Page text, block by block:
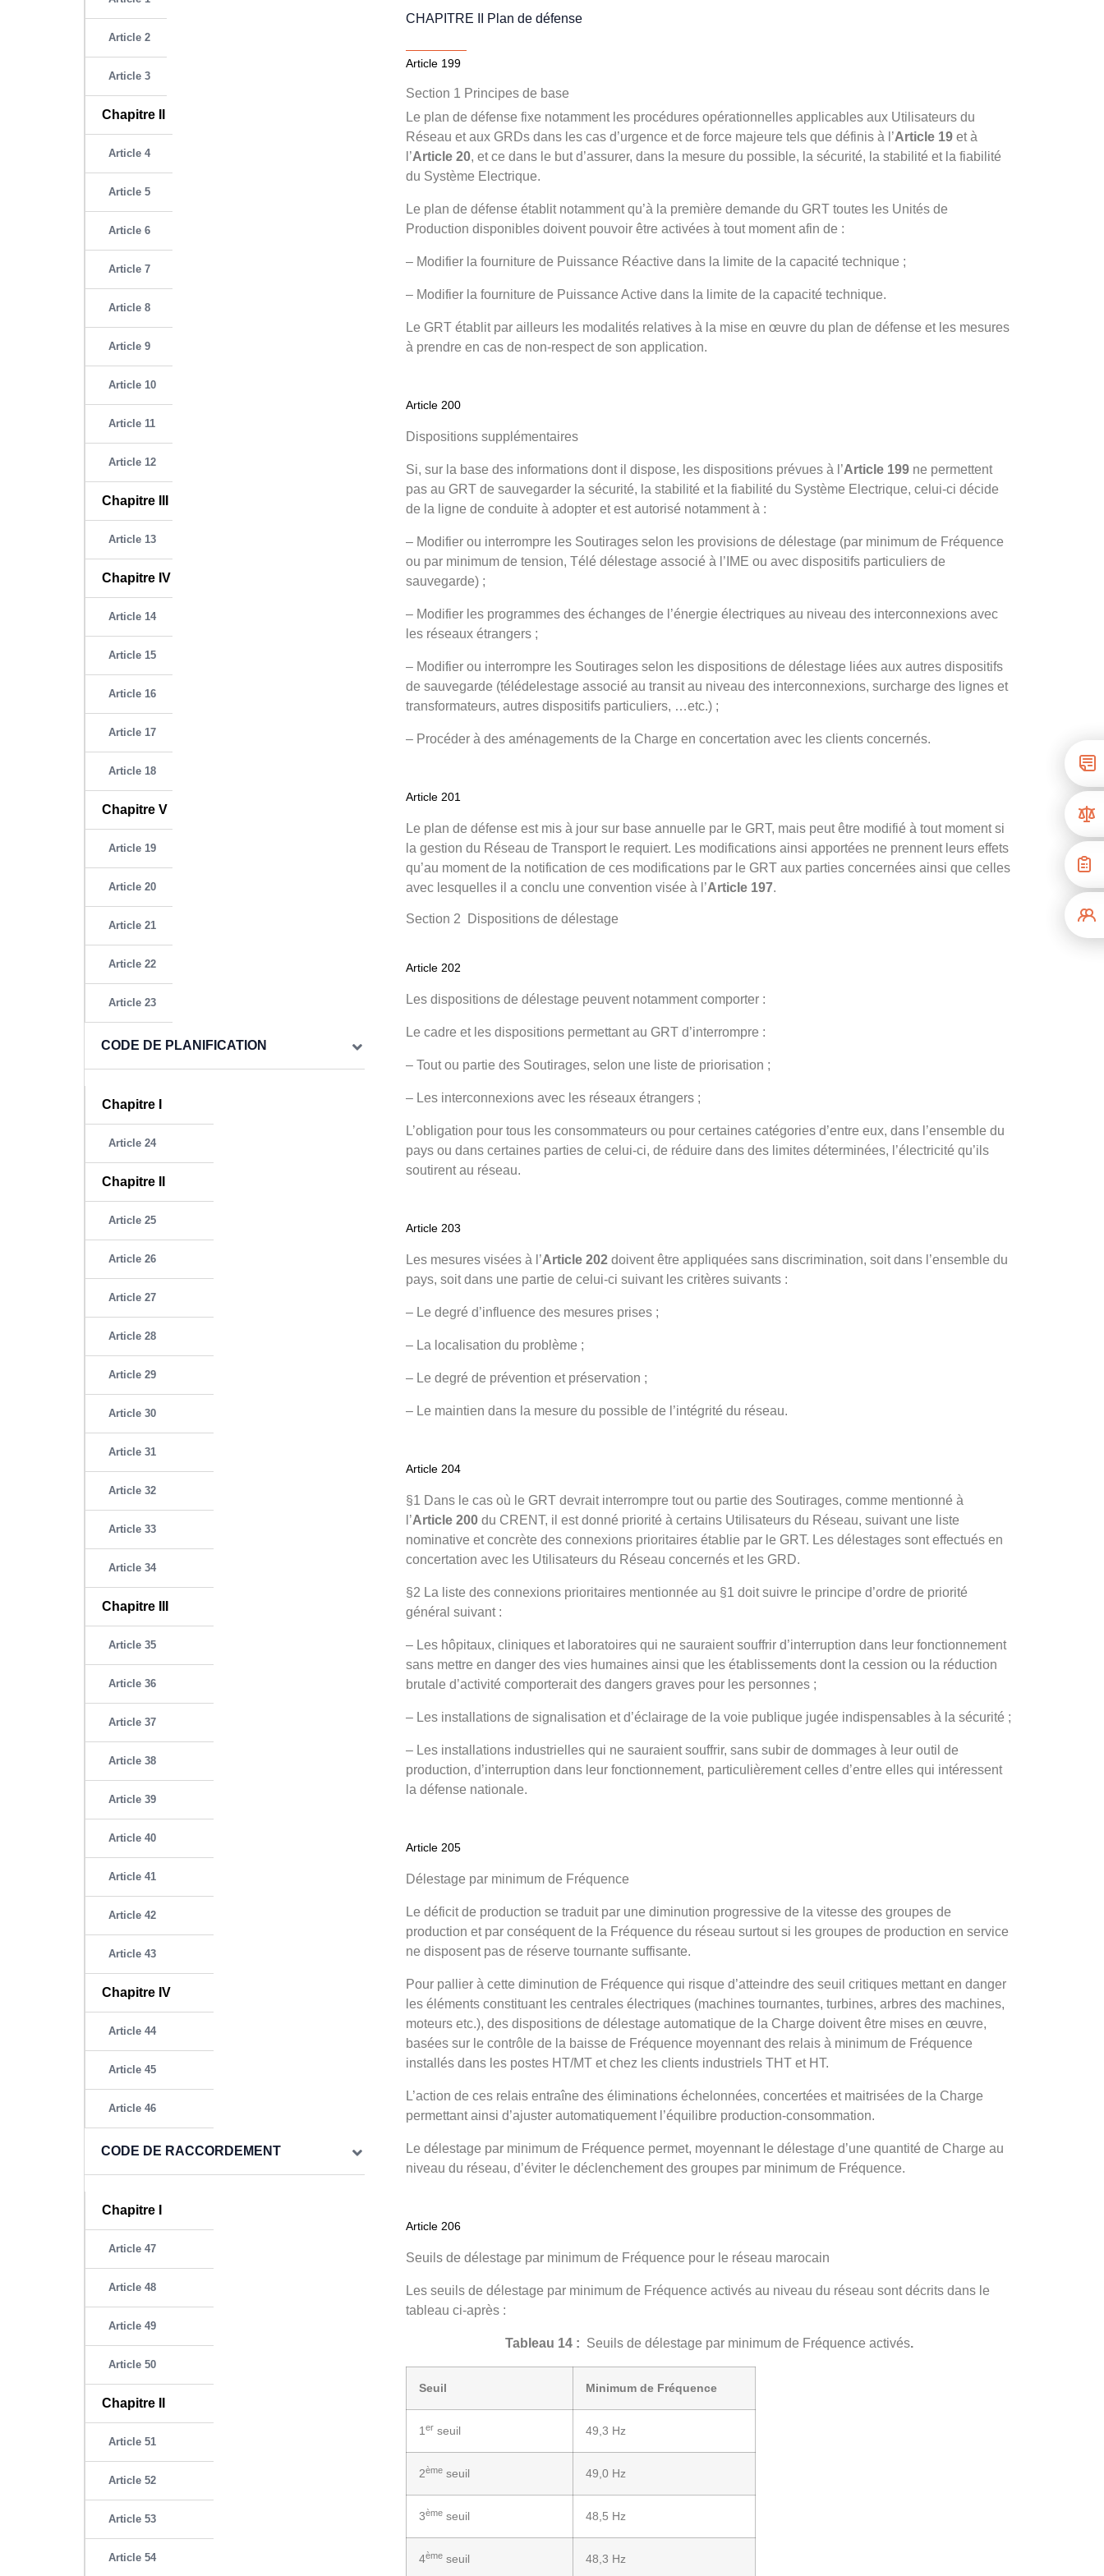
Article 2
Article 3
Chapitre II
Article 4
Article 5
Article 6
Article 7
Article 8
Article 9
Article 10
Article 11
Article 12
Chapitre III
Article 13
Chapitre IV
Article 14
Article 15
Article 16
Article 17
Article 18
Chapitre V
Article 19
Article 20
Article 21
Article 22
Article 23
CODE DE PLANIFICATION
Chapitre I
Article 24
Chapitre II
Article 25
Article 26
Article 27
Article 28
Article 29
Article 30
Article 31
Article 32
Article 33
Article 34
Chapitre III
Article 35
Article 36
Article 37
Article 38
Article 39
Article 40
Article 41
Article 42
Article 43
Chapitre IV
Article 44
Article 45
Article 46
CODE DE RACCORDEMENT
Chapitre I
Article 47
Article 48
Article 49
Article 50
Chapitre II
Article 51
Article 52
Article 53
Article 54
CHAPITRE II Plan de défense
Article 199
Section 1 Principes de base
Le plan de défense fixe notamment les procédures opérationnelles applicables aux Utilisateurs du
Réseau et aux GRDs dans les cas d’urgence et de force majeure tels que définis à l’Article 19 et à
l’‎Article 20, et ce dans le but d’assurer, dans la mesure du possible, la sécurité, la stabilité et la fiabilité
du Système Electrique.
Le plan de défense établit notamment qu’à la première demande du GRT toutes les Unités de
Production disponibles doivent pouvoir être activées à tout moment afin de :
– Modifier la fourniture de Puissance Réactive dans la limite de la capacité technique ;
– Modifier la fourniture de Puissance Active dans la limite de la capacité technique.
Le GRT établit par ailleurs les modalités relatives à la mise en œuvre du plan de défense et les mesures
à prendre en cas de non-respect de son application.
Article 200
Dispositions supplémentaires
Si, sur la base des informations dont il dispose, les dispositions prévues à l’Article 199 ne permettent
pas au GRT de sauvegarder la sécurité, la stabilité et la fiabilité du Système Electrique, celui-ci décide
de la ligne de conduite à adopter et est autorisé notamment à :
– Modifier ou interrompre les Soutirages selon les provisions de délestage (par minimum de Fréquence
ou par minimum de tension, Télé délestage associé à l’IME ou avec dispositifs particuliers de
sauvegarde) ;
– Modifier les programmes des échanges de l’énergie électriques au niveau des interconnexions avec
les réseaux étrangers ;
– Modifier ou interrompre les Soutirages selon les dispositions de délestage liées aux autres dispositifs
de sauvegarde (télédelestage associé au transit au niveau des interconnexions, surcharge des lignes et
transformateurs, autres dispositifs particuliers, …etc.) ;
– Procéder à des aménagements de la Charge en concertation avec les clients concernés.
Article 201
Le plan de défense est mis à jour sur base annuelle par le GRT, mais peut être modifié à tout moment si
la gestion du Réseau de Transport le requiert. Les modifications ainsi apportées ne prennent leurs effets
qu’au moment de la notification de ces modifications par le GRT aux parties concernées ainsi que celles
avec lesquelles il a conclu une convention visée à l’Article 197.
Section 2 Dispositions de délestage
Article 202
Les dispositions de délestage peuvent notamment comporter :
Le cadre et les dispositions permettant au GRT d’interrompre :
– Tout ou partie des Soutirages, selon une liste de priorisation ;
– Les interconnexions avec les réseaux étrangers ;
L’obligation pour tous les consommateurs ou pour certaines catégories d’entre eux, dans l’ensemble du
pays ou dans certaines parties de celui-ci, de réduire dans des limites déterminées, l’électricité qu’ils
soutirent au réseau.
Article 203
Les mesures visées à l’Article 202 doivent être appliquées sans discrimination, soit dans l’ensemble du
pays, soit dans une partie de celui-ci suivant les critères suivants :
– Le degré d’influence des mesures prises ;
– La localisation du problème ;
– Le degré de prévention et préservation ;
– Le maintien dans la mesure du possible de l’intégrité du réseau.
Article 204
§1 Dans le cas où le GRT devrait interrompre tout ou partie des Soutirages, comme mentionné à
l’Article 200 du CRENT, il est donné priorité à certains Utilisateurs du Réseau, suivant une liste
nominative et concrète des connexions prioritaires établie par le GRT. Les délestages sont effectués en
concertation avec les Utilisateurs du Réseau concernés et les GRD.
§2 La liste des connexions prioritaires mentionnée au §1 doit suivre le principe d’ordre de priorité
général suivant :
– Les hôpitaux, cliniques et laboratoires qui ne sauraient souffrir d’interruption dans leur fonctionnement
sans mettre en danger des vies humaines ainsi que les établissements dont la cession ou la réduction
brutale d’activité comporterait des dangers graves pour les personnes ;
– Les installations de signalisation et d’éclairage de la voie publique jugée indispensables à la sécurité ;
– Les installations industrielles qui ne sauraient souffrir, sans subir de dommages à leur outil de
production, d’interruption dans leur fonctionnement, particulièrement celles d’entre elles qui intéressent
la défense nationale.
Article 205
Délestage par minimum de Fréquence
Le déficit de production se traduit par une diminution progressive de la vitesse des groupes de
production et par conséquent de la Fréquence du réseau surtout si les groupes de production en service
ne disposent pas de réserve tournante suffisante.
Pour pallier à cette diminution de Fréquence qui risque d’atteindre des seuil critiques mettant en danger
les éléments constituant les centrales électriques (machines tournantes, turbines, arbres des machines,
moteurs etc.), des dispositions de délestage automatique de la Charge doivent être mises en œuvre,
basées sur le contrôle de la baisse de Fréquence moyennant des relais à minimum de Fréquence
installés dans les postes HT/MT et chez les clients industriels THT et HT.
L’action de ces relais entraîne des éliminations échelonnées, concertées et maitrisées de la Charge
permettant ainsi d’ajuster automatiquement l’équilibre production-consommation.
Le délestage par minimum de Fréquence permet, moyennant le délestage d’une quantité de Charge au
niveau du réseau, d’éviter le déclenchement des groupes par minimum de Fréquence.
Article 206
Seuils de délestage par minimum de Fréquence pour le réseau marocain
Les seuils de délestage par minimum de Fréquence activés au niveau du réseau sont décrits dans le
tableau ci-après :
Tableau 14 : Seuils de délestage par minimum de Fréquence activés.
Seuil Minimum de Fréquence
1 er seuil 49,3 Hz
2ème seuil 49,0 Hz
3ème seuil 48,5 Hz
4ème seuil 48,3 Hz